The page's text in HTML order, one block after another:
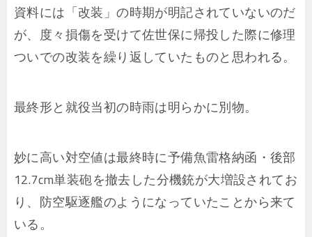
資料には「改装」の時期が明記されていないのだ
が、度々損傷を受けて佐世保に帰投した際に修理
ついでの改装を繰り返していたものと思われる。
最終形と就役当初の時雨は明らかに別物。
妙に高い対空値は最終時に予備魚雷格納函・後部
12.7cm単装砲を撤去した分機銃が大増設されてお
り、防空駆逐艦のようになっていたことから来て
いる。